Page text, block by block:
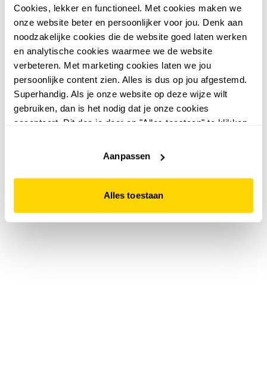
Cookies, lekker en functioneel. Met cookies maken we
onze website beter en persoonlijker voor jou. Denk aan
noodzakelijke cookies die de website goed laten werken
en analytische cookies waarmee we de website
verbeteren. Met marketing cookies laten we jou
persoonlijke content zien. Alles is dus op jou afgestemd.
Superhandig. Als je onze website op deze wijze wilt
gebruiken, dan is het nodig dat je onze cookies
accepteert. Dit doe je door op "Alles toestaan" te klikken.
website niet optimaal functioneert.
Aanpassen
Alles toestaan